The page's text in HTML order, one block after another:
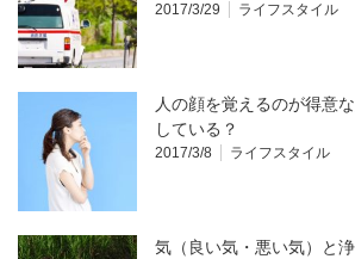
2017/3/29 ライフスタイル
人の顔を覚えるのが得意
している？
2017/3/8 ライフスタイル
気（良い気・悪い気）と